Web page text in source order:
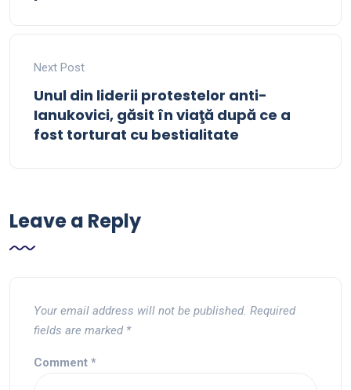
Next Post
Unul din liderii protestelor anti-
Ianukovici, găsit în viaţă după ce a
fost torturat cu bestialitate
Leave a Reply
Your email address will not be published. Required
fields are marked *
Comment *